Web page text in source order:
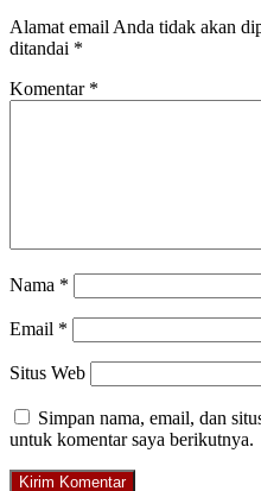
Alamat email Anda tidak akan
ditandai *
Komentar *
Nama *
Email *
Situs Web
Simpan nama, email, dan
untuk komentar saya berikutnya.